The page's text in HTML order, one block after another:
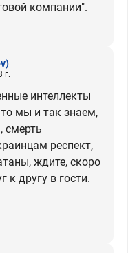
компании".
г.
интеллекты
мы и так знаем,
смерть
респект,
ждите, скоро
к другу в гости.